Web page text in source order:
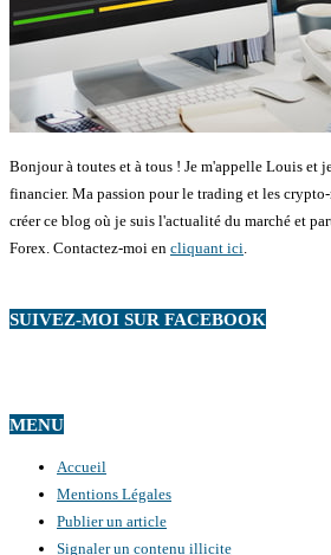
Bonjour à toutes et à tous ! Je m'appelle Louis et
financier. Ma passion pour le trading et les crypto-
créer ce blog où je suis l'actualité du marché et
Forex. Contactez-moi en cliquant ici
SUIVEZ-MOI SUR FACEBOOK
MENU
Accueil
Mentions Légales
Publier un article
Signaler un contenu illicite